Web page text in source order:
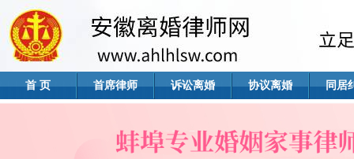
首 页 首席律师 诉讼离婚 协议离婚 同居